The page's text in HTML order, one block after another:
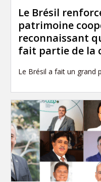
Le Brésil
patrimoine
reconnaissant
fait partie de la
Le Brésil a fait un grand